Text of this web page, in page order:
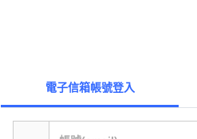
電子信箱帳號登入